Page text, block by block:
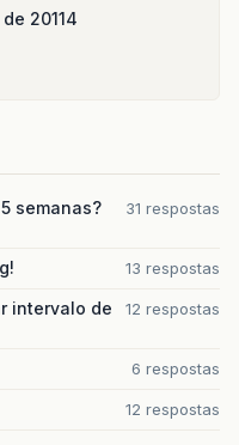
20114
semanas?
31 respostas
13 respostas
intervalo de
12 respostas
6 respostas
12 respostas